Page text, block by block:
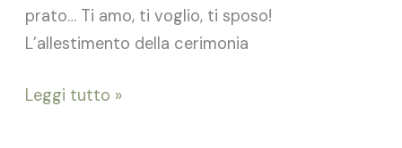
prato… Ti amo, ti voglio, ti sposo!
L’allestimento della cerimonia
Leggi tutto »